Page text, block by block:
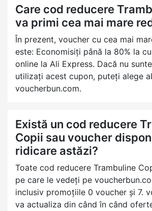
Care cod reducere
va primi cea mai mare
În prezent, voucher cu cea mai
este: Economisiți până la 80% la
online la Ali Express. Dacă nu
utilizați acest cupon, puteți alege
voucherbun.com.
Există un cod reducere
Copii sau voucher
ridicare astăzi?
Toate cod reducere Trambuline
pe care le vedeți pe
inclusiv promoțiile 0 voucher și 7.
va actualiza din când în când